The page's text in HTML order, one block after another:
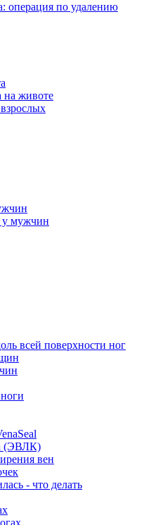
операция по удалению
на животе
у мужчин
всей поверхности ног
(ЭВЛК)
вен
- что делать